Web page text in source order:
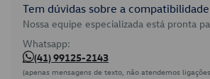
Tem dúvidas sobre a
Nossa equipe especializada está pronta
Whatsapp:
(41) 99125-2143
(apenas mensagens de texto, não atendemos